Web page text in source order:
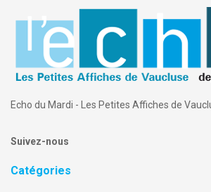
Echo du Mardi - Les Petites Affiches de
Suivez-nous
Catégories